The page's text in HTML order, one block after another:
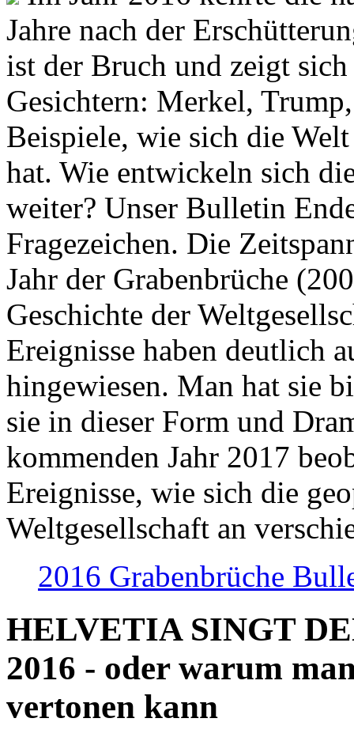
Jahre nach der
ist der Bruch und zeigt
Gesichtern: Merkel,
Beispiele, wie sich die
hat. Wie entwickeln sich
weiter? Unser Bulletin
Fragezeichen. Die
Jahr der Grabenbrüche
Geschichte der
Ereignisse haben deutlich
hingewiesen. Man hat sie
sie in dieser Form und
kommenden Jahr 2017
Ereignisse, wie sich die
Weltgesellschaft an
2016 Grabenbrüche
HELVETIA SINGT
2016 - oder warum
vertonen kann